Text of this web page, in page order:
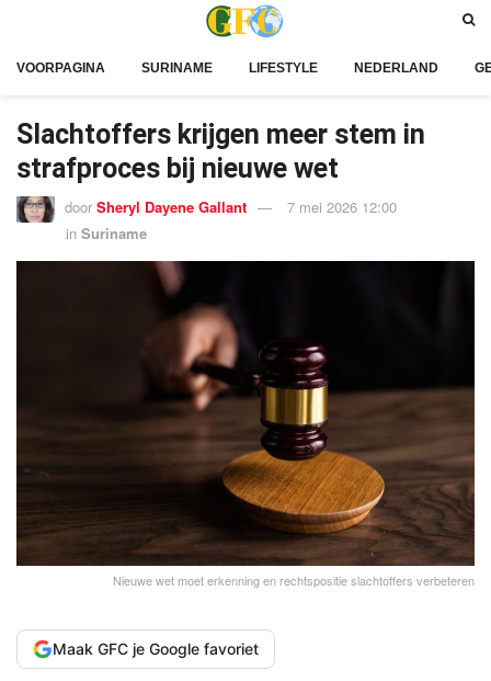
VOORPAGINA SURINAME LIFESTYLE NEDERLAND
Slachtoffers krijgen meer stem in
strafproces bij nieuwe wet
door Sheryl Dayene Gallant
7 mei 2026 12:00
in Suriname
Nieuwe wet moet erkenning en rechtspositie slachtoffers verbeteren
Maak GFC je Google favoriet